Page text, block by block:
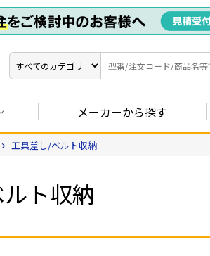
メーカーから探す
工具差し/ベルト収納
ト収納